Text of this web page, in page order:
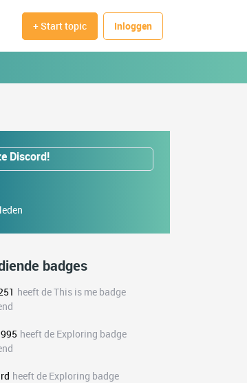
+ Start topic Inloggen
Discord!
badges
heeft de This is me badge
heeft de Exploring badge
heeft de Exploring badge